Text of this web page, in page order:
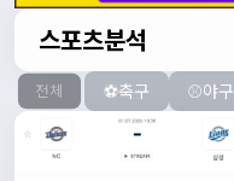
스포츠분석
전체 ⚽축구 ⚾야구